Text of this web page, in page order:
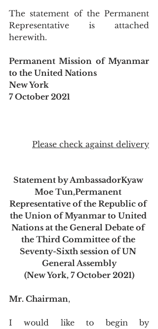
The statement of the Permanent
Representative is attached
herewith.
Permanent Mission of Myanmar
to the United Nations
New York
7 October 2021
Please check against delivery
Statement by AmbassadorKyaw
Moe Tun,Permanent
Representative of the Republic of
the Union of Myanmar to United
Nations at the General Debate of
the Third Committee of the
Seventy-Sixth session of UN
General Assembly
(New York, 7 October 2021)
Mr. Chairman,
I would like to begin by